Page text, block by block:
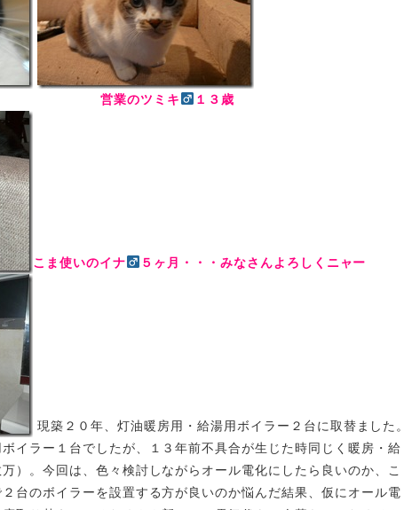
営業のツミキ １３歳
こま使いのイナ ５ヶ月・・・みなさんよろしくニャー
現築２０年、灯油暖房用・給湯用ボイラー２台に取替ました。
イラー１台でしたが、１３年前不具合が生じた時同じく暖房・給
）。今回は、色々検討しながらオール電化にしたら良いのか、こ
台のボイラーを設置する方が良いのか悩んだ結果、仮にオール電